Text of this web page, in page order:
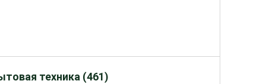
техника (461)